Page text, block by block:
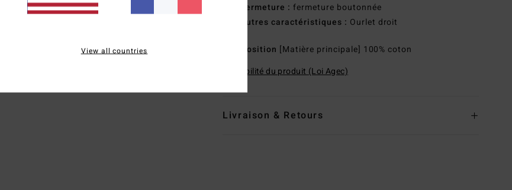
Fermeture : fermeture boutonnée
Autres caractéristiques : Ourlet droit
Composition [Matière principale] 100% coton
Traçabilité du produit (Loi Agec)
Livraison & Retours
View all countries